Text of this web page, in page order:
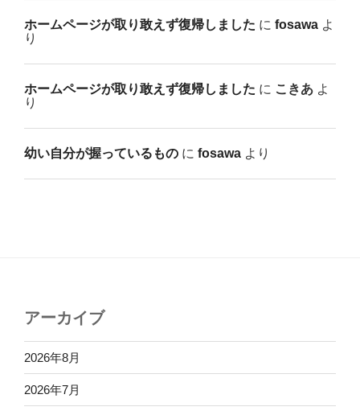
ホームページが取り敢えず復帰しました に fosawa よ
り
ホームページが取り敢えず復帰しました に こきあ よ
り
幼い自分が握っているもの に fosawa より
アーカイブ
2026年8月
2026年7月